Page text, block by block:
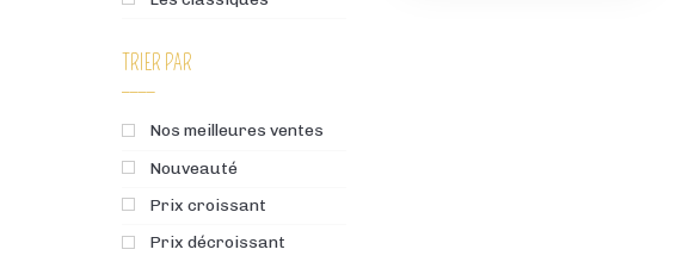
TRIER PAR
Nos meilleures ventes
Nouveauté
Prix croissant
Prix décroissant